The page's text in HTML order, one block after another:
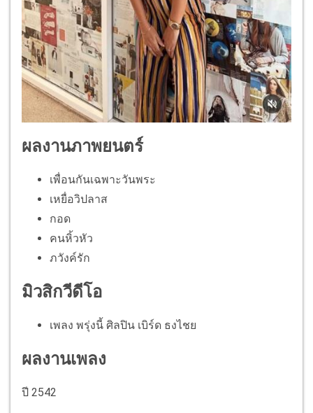
ผลงานภาพยนตร์
เพื่อนกันเฉพาะวันพระ
เหยื่อวิปลาส
กอด
คนหิ้วหัว
ภวังค์รัก
มิวสิกวีดีโอ
เพลง พรุ่งนี้ ศิลปิน เบิร์ด ธงไชย
ผลงานเพลง
ปี 2542